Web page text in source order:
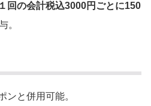
１回の会計税込3000円ごとに150
。
ンと併用可能。